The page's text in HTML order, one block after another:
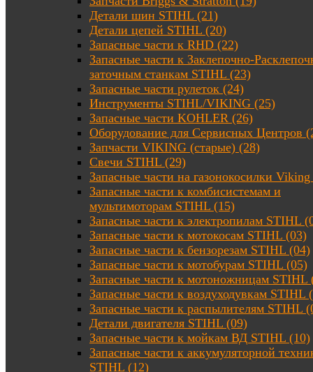
Детали шин STIHL (21)
Детали цепей STIHL (20)
Запасные части к RHD (22)
Запасные части к Заклепочно-
заточным станкам STIHL (23)
Запасные части рулеток (24)
Инструменты STIHL/VIKING (25)
Запасные части KOHLER (26)
Оборудование для Сервисных Центров
Запчасти VIKING (старые) (28)
Свечи STIHL (29)
Запасные части на газонокосилки
Запасные части к комбисистемам и
мультимоторам STIHL (15)
Запасные части к электропилам STIHL
Запасные части к мотокосам STIHL (03)
Запасные части к бензорезам STIHL (04)
Запасные части к мотобурам STIHL (05)
Запасные части к мотоножницам STIHL
Запасные части к воздуходувкам STIHL
Запасные части к распылителям STIHL
Детали двигателя STIHL (09)
Запасные части к мойкам ВД STIHL (10)
Запасные части к аккумуляторной
STIHL (12)